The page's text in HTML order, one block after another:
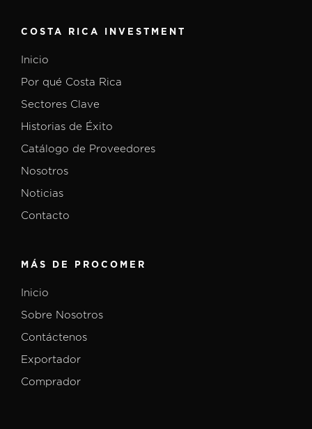
COSTA RICA INVESTMENT
Inicio
Por qué Costa Rica
Sectores Clave
Historias de Éxito
Catálogo de Proveedores
Nosotros
Noticias
Contacto
MÁS DE PROCOMER
Inicio
Sobre Nosotros
Contáctenos
Exportador
Comprador